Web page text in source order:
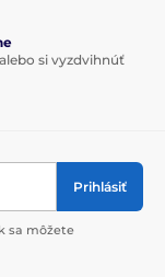
si vyzdvihnúť
Prihlásiť
sa môžete